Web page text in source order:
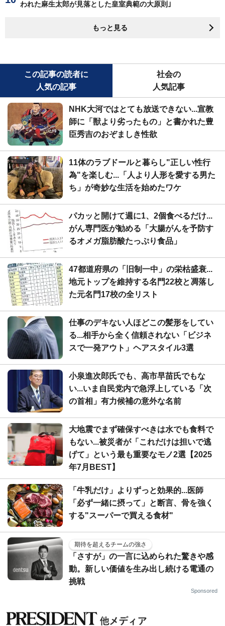
われた麻生太郎が見落とした皇室典範の大原則｣
もっと見る
この記事の読者に
人気の記事
社会の
人気記事
NHK大河ではとても放送できない...宣教
師に「獣より劣ったもの」と書かれた豊
臣秀吉のおぞましき性欲
11体のラブドールと暮らし"正しい性行
為"を楽しむ...「人より人形を愛する男た
ち」が奇妙な生活を始めたワケ
パカッと開けて週に1、2個食べるだけ...
がん専門医が勧める「大腸がんを予防す
るオメガ脂肪酸たっぷり食品」
47都道府県の「旧制一中」の栄枯盛衰...
地元トップを維持する名門22校と凋落し
た元名門17校の全リスト
仕事のデキない人ほどこの髪形をしてい
る...相手から全く信頼されない「ビジネ
スで一発アウト」ヘアスタイル3選
小泉進次郎氏でも、高市早苗氏でもな
い...いま自民党内で急浮上している「次
の首相」有力候補の意外な名前
大地震でまず確保すべきは水でも食料で
もない...被災者が「これだけは担いで逃
げて」という最も重要なモノ2選【2025
年7月BEST】
「牛乳だけ」よりずっと効果的...医師
「必ず一緒に摂って」と断言、骨を強く
する"スーパーで買える食材"
期待を超えるチームの強さ
「さすが」の一言に込められた驚きや感
動。新しい価値を生み出し続ける電通の
挑戦
Sponsored